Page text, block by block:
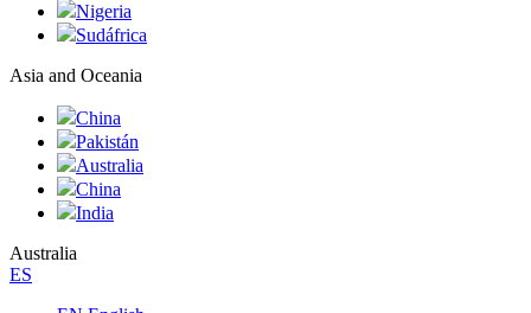
Nigeria
Sudáfrica
Asia and Oceania
China
Pakistán
Australia
China
India
Australia
ES